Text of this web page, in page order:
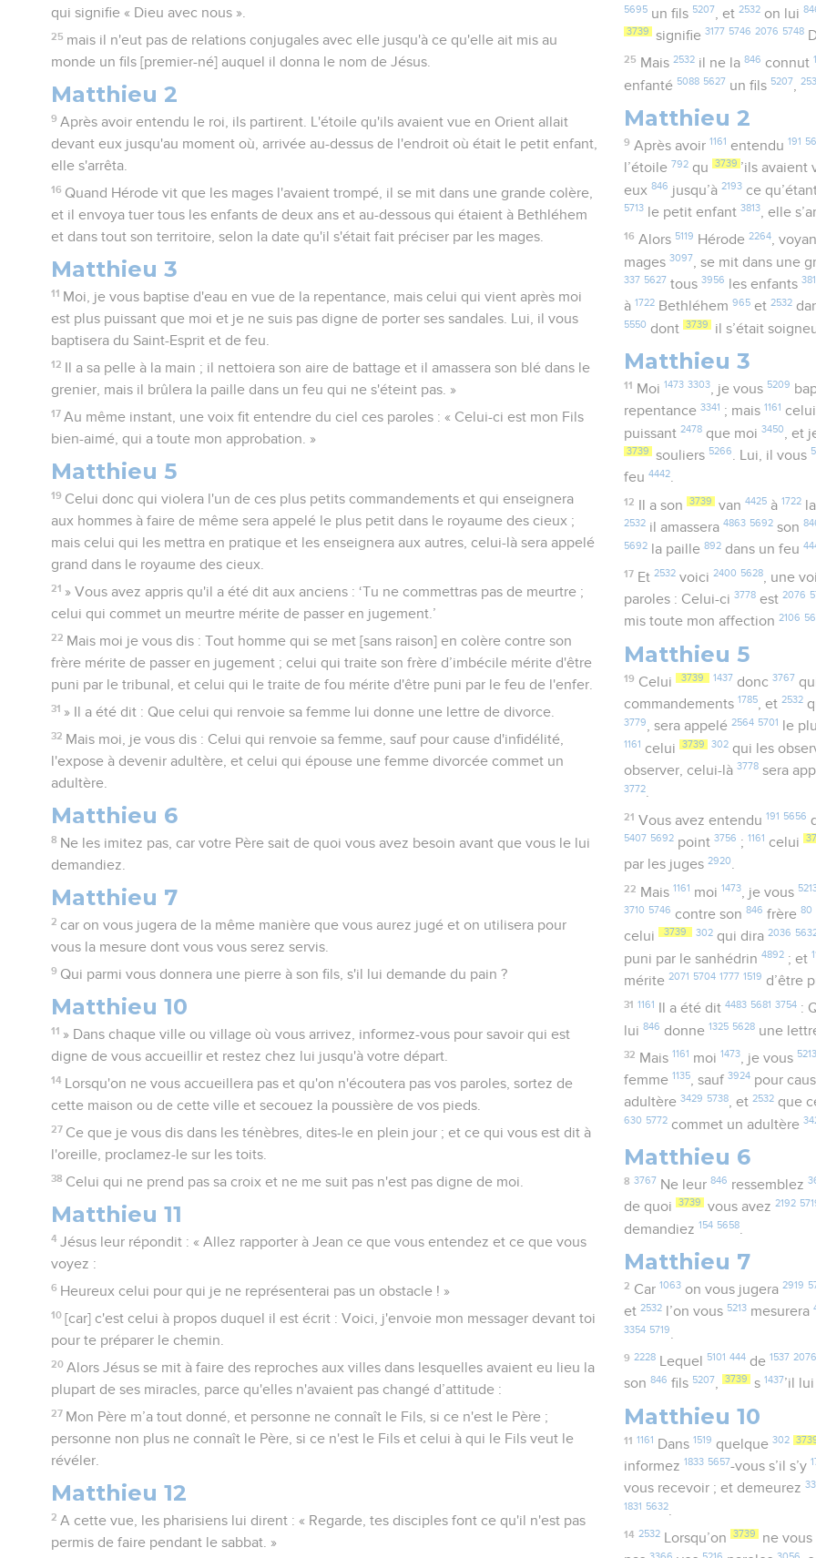
qui signifie « Dieu avec nous ».
25 mais il n'eut pas de relations conjugales avec elle jusqu'à ce qu'elle ait mis au
monde un fils [premier-né] auquel il donna le nom de Jésus.
Matthieu 2
9 Après avoir entendu le roi, ils partirent. L'étoile qu'ils avaient vue en Orient allait
devant eux jusqu'au moment où, arrivée au-dessus de l'endroit où était le petit enfant,
elle s'arrêta.
16 Quand Hérode vit que les mages l'avaient trompé, il se mit dans une grande colère,
et il envoya tuer tous les enfants de deux ans et au-dessous qui étaient à Bethléhem
et dans tout son territoire, selon la date qu'il s'était fait préciser par les mages.
Matthieu 3
11 Moi, je vous baptise d'eau en vue de la repentance, mais celui qui vient après moi
est plus puissant que moi et je ne suis pas digne de porter ses sandales. Lui, il vous
baptisera du Saint-Esprit et de feu.
12
Il a sa pelle à la main ; il nettoiera son aire de battage et il amassera son blé dans le
grenier, mais il brûlera la paille dans un feu qui ne s'éteint pas. »
17 Au même instant, une voix fit entendre du ciel ces paroles : « Celui-ci est mon Fils
bien-aimé, qui a toute mon approbation. »
Matthieu 5
19 Celui donc qui violera l'un de ces plus petits commandements et qui enseignera
aux hommes à faire de même sera appelé le plus petit dans le royaume des cieux ;
mais celui qui les mettra en pratique et les enseignera aux autres, celui-là sera appelé
grand dans le royaume des cieux.
21 » Vous avez appris qu'il a été dit aux anciens : ‘Tu ne commettras pas de meurtre ;
celui qui commet un meurtre mérite de passer en jugement.’
22 Mais moi je vous dis : Tout homme qui se met [sans raison] en colère contre son
frère mérite de passer en jugement ; celui qui traite son frère d’imbécile mérite d'être
puni par le tribunal, et celui qui le traite de fou mérite d'être puni par le feu de l'enfer.
31 » Il a été dit : Que celui qui renvoie sa femme lui donne une lettre de divorce.
32 Mais moi, je vous dis : Celui qui renvoie sa femme, sauf pour cause d'infidélité,
l'expose à devenir adultère, et celui qui épouse une femme divorcée commet un
adultère.
Matthieu 6
8 Ne les imitez pas, car votre Père sait de quoi vous avez besoin avant que vous le lui
demandiez.
Matthieu 7
2 car on vous jugera de la même manière que vous aurez jugé et on utilisera pour
vous la mesure dont vous vous serez servis.
9 Qui parmi vous donnera une pierre à son fils, s'il lui demande du pain ?
Matthieu 10
11 » Dans chaque ville ou village où vous arrivez, informez-vous pour savoir qui est
digne de vous accueillir et restez chez lui jusqu'à votre départ.
14
Lorsqu'on ne vous accueillera pas et qu'on n'écoutera pas vos paroles, sortez de
cette maison ou de cette ville et secouez la poussière de vos pieds.
27 Ce que je vous dis dans les ténèbres, dites-le en plein jour ; et ce qui vous est dit à
l'oreille, proclamez-le sur les toits.
38 Celui qui ne prend pas sa croix et ne me suit pas n'est pas digne de moi.
Matthieu 11
4 Jésus leur répondit : « Allez rapporter à Jean ce que vous entendez et ce que vous
voyez :
6 Heureux celui pour qui je ne représenterai pas un obstacle ! »
10 [car] c'est celui à propos duquel il est écrit : Voici, j'envoie mon messager devant toi
pour te préparer le chemin.
20 Alors Jésus se mit à faire des reproches aux villes dans lesquelles avaient eu lieu la
plupart de ses miracles, parce qu'elles n'avaient pas changé d’attitude :
27 Mon Père m’a tout donné, et personne ne connaît le Fils, si ce n'est le Père ;
personne non plus ne connaît le Père, si ce n'est le Fils et celui à qui le Fils veut le
révéler.
Matthieu 12
2 A cette vue, les pharisiens lui dirent : « Regarde, tes disciples font ce qu'il n'est pas
permis de faire pendant le sabbat. »
5695 un fils 5207 , et2532 on lui
3739 signifie3177 5746 2076 5748
25 Mais 2532il ne la 846 connut
enfanté 5088 5627 un fils 5207 ,
Matthieu 2
9 Après avoir 1161 entendu 191
l’étoile 792 qu 3739 ’ils avaient
eux846 jusqu’à2193 ce
5713 le petit enfant3813, elle
16 Alors 5119 Hérode 2264,
mages3097 , se mit dans une
337 5627 tous3956 les enfants
à 1722 Bethléhem965 et2532
5550 dont 3739 il s’était
Matthieu 3
11 Moi 1473 3303, je vous 5209
repentance3341 ; mais 1161
puissant2478 que moi3450 , et
3739 souliers 5266. Lui, il vous
feu4442.
12 Il a son 3739 van 4425à 1722la
2532 il amassera4863 5692 son
5692 la paille892 dans un feu
17 Et 2532voici 2400 5628, une
paroles : Celui-ci3778 est2076
mis toute mon affection2106
Matthieu 5
19 Celui 3739 1437 donc 3767
commandements 1785, et2532
3779, sera appelé2564 5701 le
1161 celui 3739 302 qui les
observer, celui-là3778 sera
3772.
21 Vous avez entendu 191 5656
5407 5692 point3756 ; 1161 celui
par les juges2920.
22 Mais 1161 moi 1473, je vous
3710 5746 contre son846 frère80
celui 3739 302 qui dira2036
puni par le sanhédrin4892 ; et
mérite2071 5704 1777 1519 d’être
31 1161 Il a été dit 4483 5681 3754:
lui846 donne 1325 5628 une
32 Mais 1161 moi 1473, je vous 5213
femme 1135, sauf3924 pour
adultère3429 5738, et2532 que
630 5772 commet un adultère
Matthieu 6
8 3767 Ne leur 846 ressemblez
de quoi 3739 vous avez2192
demandiez 154 5658
Matthieu 7
2 Car 1063on vous jugera 2919
et2532 l’on vous 5213 mesurera
3354 5719
9 2228Lequel 5101 444de 1537 2076
son846 fils 5207, 3739 s 1437’il
Matthieu 10
11 1161 Dans 1519 quelque 302
informez 1833 5657-vous s’il s’y
vous recevoir ; et demeurez
1831 5632
14 2532Lorsqu’on 3739 ne vous